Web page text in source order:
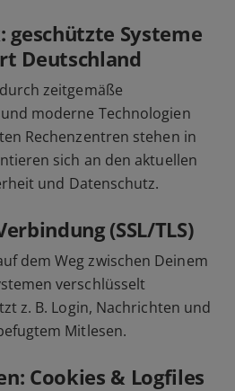
geschützte Systeme
Deutschland
zeitgemäße
moderne Technologien
Rechenzentren stehen in
sich an den aktuellen
und Datenschutz.
(SSL/TLS)
dem Weg zwischen Deinem
verschlüsselt
z. B. Login, Nachrichten und
Mitlesen.
Cookies & Logfiles